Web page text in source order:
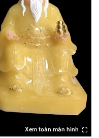
Xem toàn màn hình